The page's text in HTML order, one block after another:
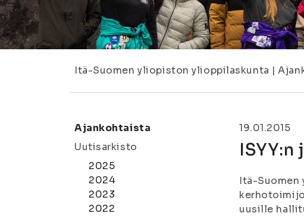
Itä-Suomen yliopiston ylioppilaskunta |
Ajankohtaista
Uutisarkisto
2025
2024
2023
2022
19.01.2015
Itä-Suomen
uusille